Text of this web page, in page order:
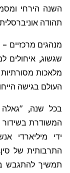
השנה הירחי
תהודה
מנהגים מרכזיים
שגשוג, איחולים
מלאכות
העולם בגישה
בכל שנה, "גאלה
המשודרת בשידור
ידי מיליארדי
תמשיך להתגבש